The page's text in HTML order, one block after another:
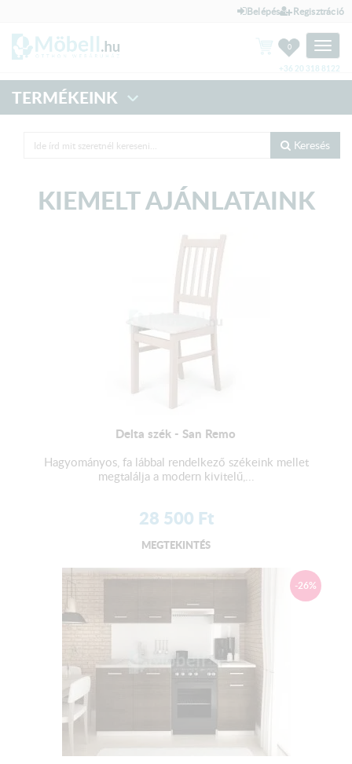
Belépés Regisztráció
Toggle
0
+36 20 318 8122
TERMÉKEINK
Keresés
KIEMELT AJÁNLATAINK
Delta szék - San Remo
Hagyományos, fa lábbal rendelkező székeink mellet
megtalálja a modern kivitelű,...
28 500 Ft
MEGTEKINTÉS
-26%